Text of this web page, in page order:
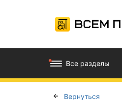
Все разделы
Вернуться